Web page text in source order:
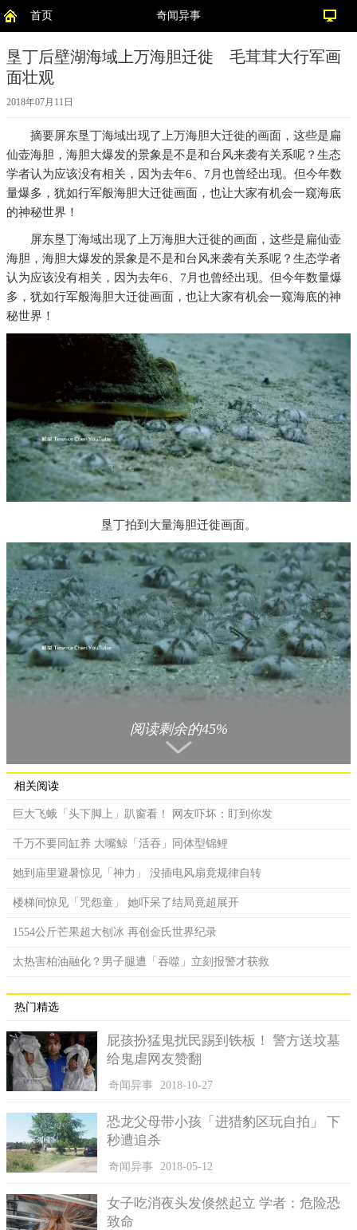
首页 奇闻异事
垦丁后壁湖海域上万海胆迁徙 毛茸茸大行军画
面壮观
2018年07月11日
摘要屏东垦丁海域出现了上万海胆大迁徙的画面，这些是扁
仙壶海胆，海胆大爆发的景象是不是和台风来袭有关系呢？生态
学者认为应该没有相关，因为去年6、7月也曾经出现。但今年数
量爆多，犹如行军般海胆大迁徙画面，也让大家有机会一窥海底
的神秘世界！
屏东垦丁海域出现了上万海胆大迁徙的画面，这些是扁仙壶
海胆，海胆大爆发的景象是不是和台风来袭有关系呢？生态学者
认为应该没有相关，因为去年6、7月也曾经出现。但今年数量爆
多，犹如行军般海胆大迁徙画面，也让大家有机会一窥海底的神
秘世界！
垦丁拍到大量海胆迁徙画面。
就像毛茸茸的圆球往前走，这些是扁仙壶海胆正在大迁徙，
上万个海胆大爆发，犹如千军万马的往前移动，民众在屏东后壁
湖海域拍下这令人惊艳的一刻。珊瑚礁协会理事蔡永春：「因为
看起来非常的壮观，他的数量很多，成千上万。」
难得一见的海胆大迁徙数量惊人，台湾除了后壁湖海域、西
南部沿海在弥陀人工鱼礁区，和旗津外海都曾经出现类似现象，
爆量般的大量移动迁徙，也被怀疑是不是和台风来袭有关
系。国立科博馆李坤瑄博士：「看起来不太像，因为他出现的时
扁仙壶海胆近两年在六、七月都会大迁徙。
阅读剩余的45%
相关阅读
巨大飞蛾「头下脚上」趴窗看！ 网友吓坏：盯到你发
千万不要同缸养 大嘴鲸「活吞」同体型锦鲤
她到庙里避暑惊见「神力」 没插电风扇竟规律自转
楼梯间惊见「咒怨童」 她吓呆了结局竟超展开
1554公斤芒果超大刨冰 再创金氏世界纪录
太热害柏油融化？男子腿遭「吞噬」立刻报警才获救
热门精选
屁孩扮猛鬼扰民踢到铁板！ 警方送坟墓
给鬼虐网友赞翻
奇闻异事 2018-10-27
恐龙父母带小孩「进猎豹区玩自拍」 下
秒遭追杀
奇闻异事 2018-05-12
女子吃消夜头发倏然起立 学者：危险恐
致命